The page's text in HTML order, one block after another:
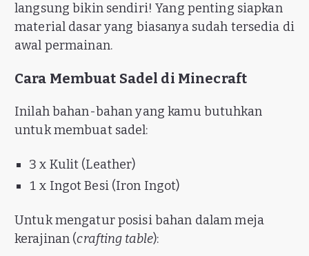
langsung bikin sendiri! Yang penting siapkan
material dasar yang biasanya sudah tersedia di
awal permainan.
Cara Membuat Sadel di Minecraft
Inilah bahan-bahan yang kamu butuhkan
untuk membuat sadel:
3 x Kulit (Leather)
1 x Ingot Besi (Iron Ingot)
Untuk mengatur posisi bahan dalam meja
kerajinan (crafting table):